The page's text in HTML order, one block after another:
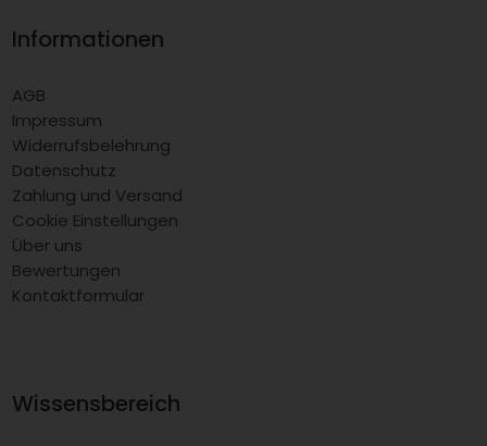
Informationen
AGB
Impressum
Widerrufsbelehrung
Datenschutz
Zahlung und Versand
Cookie Einstellungen
Über uns
Bewertungen
Kontaktformular
Wissensbereich